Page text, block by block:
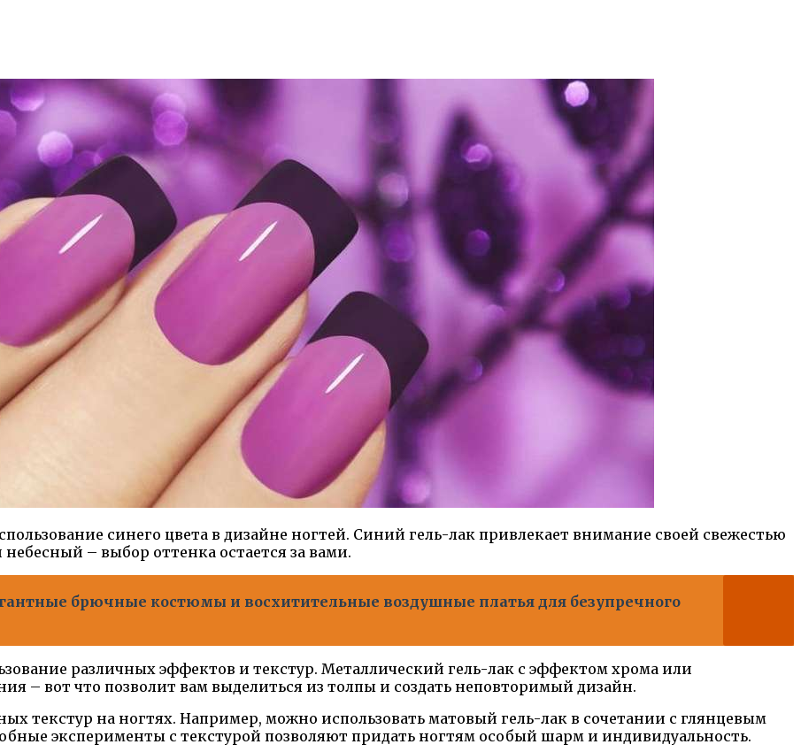
синего цвета в дизайне ногтей. Синий гель-лак привлекает внимание своей свежестью
– выбор оттенка остается за вами.
брючные костюмы и восхитительные воздушные платья для безупречного
различных эффектов и текстур. Металлический гель-лак с эффектом хрома или
– вот что позволит вам выделиться из толпы и создать неповторимый дизайн.
текстур на ногтях. Например, можно использовать матовый гель-лак в сочетании с глянцевым
эксперименты с текстурой позволяют придать ногтям особый шарм и индивидуальность.